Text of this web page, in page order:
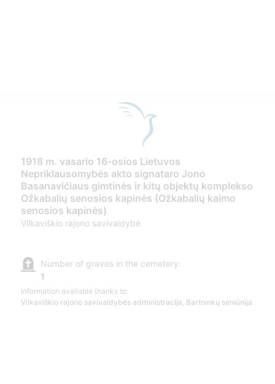
1918 m. vasario 16-osios Lietuvos
Nepriklausomybės akto signataro Jono
Basanavičiaus gimtinės ir kitų objektų komplekso
Ožkabalių senosios kapinės (Ožkabalių kaimo
senosios kapinės)
Vilkaviškio rajono savivaldybė
Number of graves in the cemetery:
1
Information available thanks to:
Vilkaviškio rajono savivaldybės administracija, Bartninkų seniūnija